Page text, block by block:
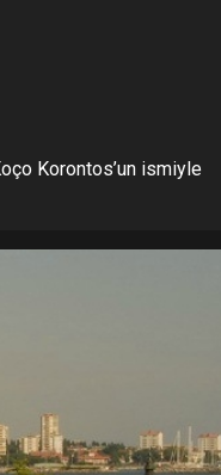
Korontos’un ismiyle